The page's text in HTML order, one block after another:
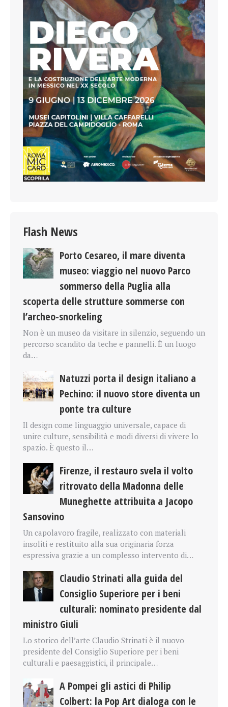
Flash News
Porto Cesareo, il mare diventa
museo: viaggio nel nuovo Parco
sommerso della Puglia alla
scoperta delle strutture sommerse con
l’archeo-snorkeling
Non è un museo da visitare in silenzio, seguendo un
percorso scandito da teche e pannelli. È un luogo
da…
Natuzzi porta il design italiano a
Pechino: il nuovo store diventa un
ponte tra culture
Il design come linguaggio universale, capace di
unire culture, sensibilità e modi diversi di vivere lo
spazio. È questo il…
Firenze, il restauro svela il volto
ritrovato della Madonna delle
Muneghette attribuita a Jacopo
Sansovino
Un capolavoro fragile, realizzato con materiali
insoliti e restituito alla sua originaria forza
espressiva grazie a un complesso intervento di…
Claudio Strinati alla guida del
Consiglio Superiore per i beni
culturali: nominato presidente dal
ministro Giuli
Lo storico dell’arte Claudio Strinati è il nuovo
presidente del Consiglio Superiore per i beni
culturali e paesaggistici, il principale…
A Pompei gli astici di Philip
Colbert: la Pop Art dialoga con le